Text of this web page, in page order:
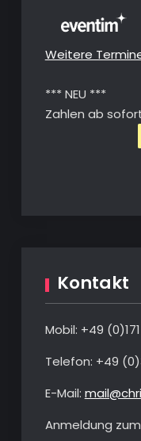
Weitere
*** NEU ***
Zahlen ab
Kontakt
Mobil: +49
Telefon: ‭+49
E-Mail:
Anmeldung zum